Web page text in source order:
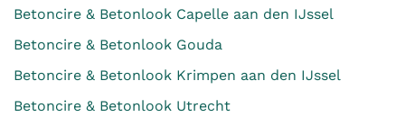
Betoncire & Betonlook Capelle aan den IJssel
Betoncire & Betonlook Gouda
Betoncire & Betonlook Krimpen aan den IJssel
Betoncire & Betonlook Utrecht